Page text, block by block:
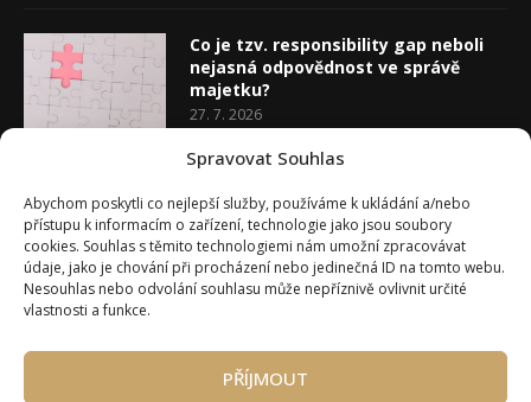
Spravovat Souhlas
Abychom poskytli co nejlepší služby, používáme k ukládání a/nebo
přístupu k informacím o zařízení, technologie jako jsou soubory
cookies. Souhlas s těmito technologiemi nám umožní zpracovávat
údaje, jako je chování při procházení nebo jedinečná ID na tomto webu.
Nesouhlas nebo odvolání souhlasu může nepříznivě ovlivnit určité
vlastnosti a funkce.
PŘÍJMOUT
Co je tzv. responsibility gap neboli
nejasná odpovědnost ve správě
majetku?
27. 7. 2026
20. 7. 2026
O Wealth Magazínu Můj účet